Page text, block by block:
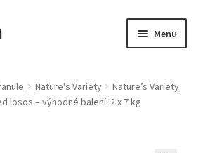
Menu
Nature's Variety
Nature’s Variety
losos – výhodné balení: 2 x 7 kg